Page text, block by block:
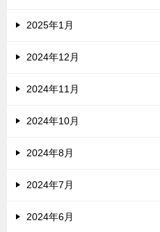
2025年1月
2024年12月
2024年11月
2024年10月
2024年8月
2024年7月
2024年6月